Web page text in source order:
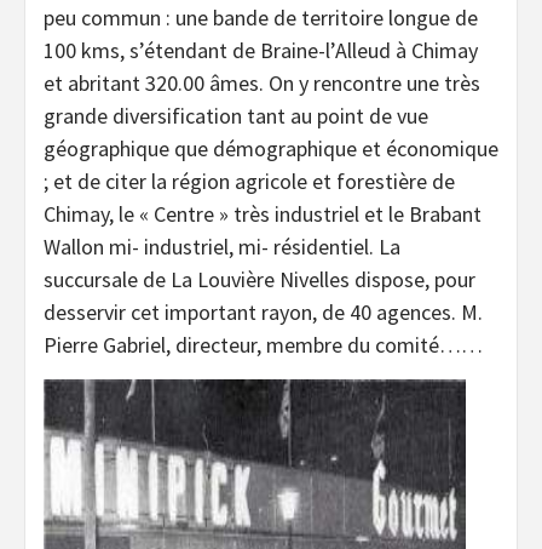
peu commun : une bande de territoire longue de
100 kms, s’étendant de Braine-l’Alleud à Chimay
et abritant 320.00 âmes. On y rencontre une très
grande diversification tant au point de vue
géographique que démographique et économique
; et de citer la région agricole et forestière de
Chimay, le « Centre » très industriel et le Brabant
Wallon mi- industriel, mi- résidentiel. La
succursale de La Louvière Nivelles dispose, pour
desservir cet important rayon, de 40 agences. M.
Pierre Gabriel, directeur, membre du comité……